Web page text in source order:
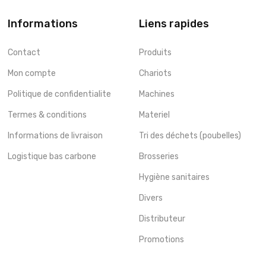
Informations
Contact
Mon compte
Politique de confidentialite
Termes & conditions
Informations de livraison
Logistique bas carbone
Liens rapides
Produits
Chariots
Machines
Materiel
Tri des déchets (poubelles)
Brosseries
Hygiène sanitaires
Divers
Distributeur
Promotions